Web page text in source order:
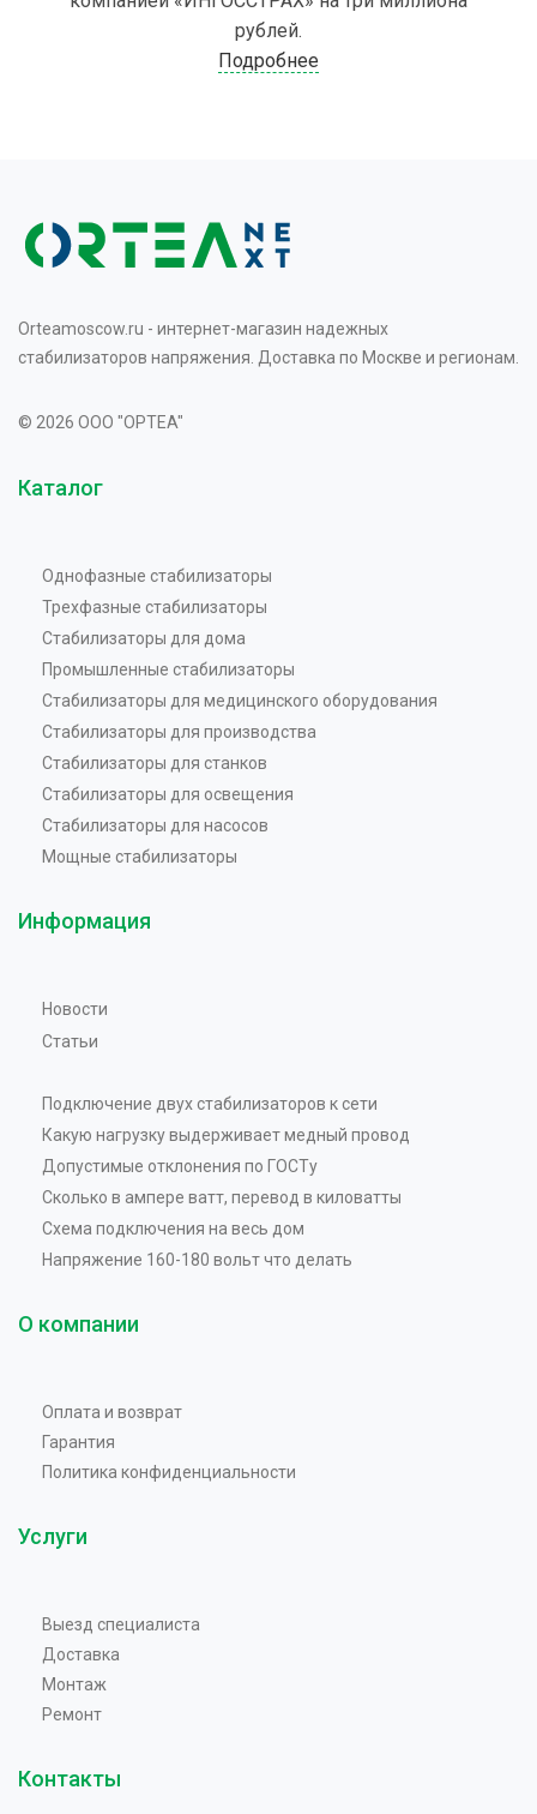
рублей.
Подробнее
Orteamoscow.ru - интернет-магазин надежных
стабилизаторов напряжения. Доставка по Москве и регионам.
© 2026 OOO "OPTEA"
Каталог
Однофазные стабилизаторы
Трехфазные стабилизаторы
Стабилизаторы для дома
Промышленные стабилизаторы
Стабилизаторы для медицинского оборудования
Стабилизаторы для производства
Стабилизаторы для станков
Стабилизаторы для освещения
Стабилизаторы для насосов
Мощные стабилизаторы
Информация
Новости
Статьи
Подключение двух стабилизаторов к сети
Какую нагрузку выдерживает медный провод
Допустимые отклонения по ГОСТу
Сколько в ампере ватт, перевод в киловатты
Схема подключения на весь дом
Напряжение 160-180 вольт что делать
О компании
Оплата и возврат
Гарантия
Политика конфиденциальности
Услуги
Выезд специалиста
Доставка
Монтаж
Ремонт
Контакты